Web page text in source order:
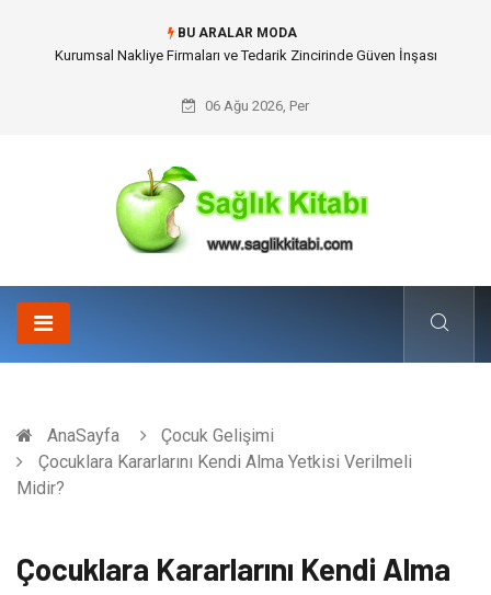
BU ARALAR MODA
Dalaman Kalkan Transfer: Kişiselleştirilmiş Hizmet Ve Uç Nokta Konforu
06 Ağu 2026, Per
AnaSayfa
Çocuk Gelişimi
Çocuklara Kararlarını Kendi Alma Yetkisi Verilmeli
Midir?
Çocuklara Kararlarını Kendi Alma